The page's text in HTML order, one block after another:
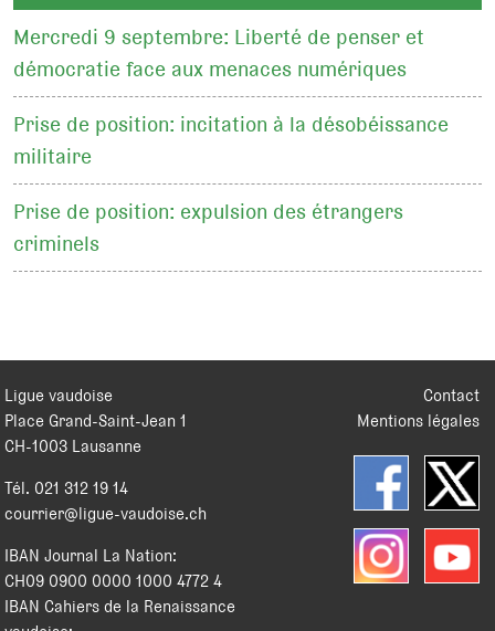
Mercredi 9 septembre: Liberté de penser et
démocratie face aux menaces numériques
Prise de position: incitation à la désobéissance
militaire
Prise de position: expulsion des étrangers
criminels
Contact
Mentions légales
Ligue vaudoise
Place Grand-Saint-Jean 1
CH-1003 Lausanne
Tél. 021 312 19 14
courrier@ligue-vaudoise.ch
IBAN Journal La Nation:
CH09 0900 0000 1000 4772 4
IBAN Cahiers de la Renaissance